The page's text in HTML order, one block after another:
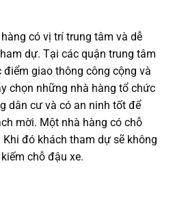
có vị trí trung tâm và dễ
dự. Tại các quận trung tâm
giao thông công cộng và
chọn những nhà hàng tổ chức
dân cư và có an ninh tốt để
mời. Một nhà hàng có chỗ
đó khách tham dự sẽ không
chỗ đậu xe.